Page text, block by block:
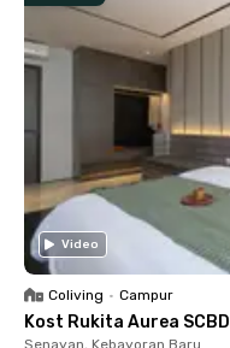
Video
Coliving • Campur
Kost Rukita Aurea SCBD
Senayan, Kebayoran Baru